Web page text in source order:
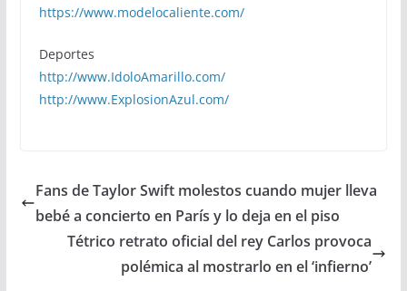
https://www.modelocaliente.com/
Deportes
http://www.IdoloAmarillo.com/
http://www.ExplosionAzul.com/
Fans de Taylor Swift molestos cuando mujer lleva
bebé a concierto en París y lo deja en el piso
Tétrico retrato oficial del rey Carlos provoca
polémica al mostrarlo en el ‘infierno’